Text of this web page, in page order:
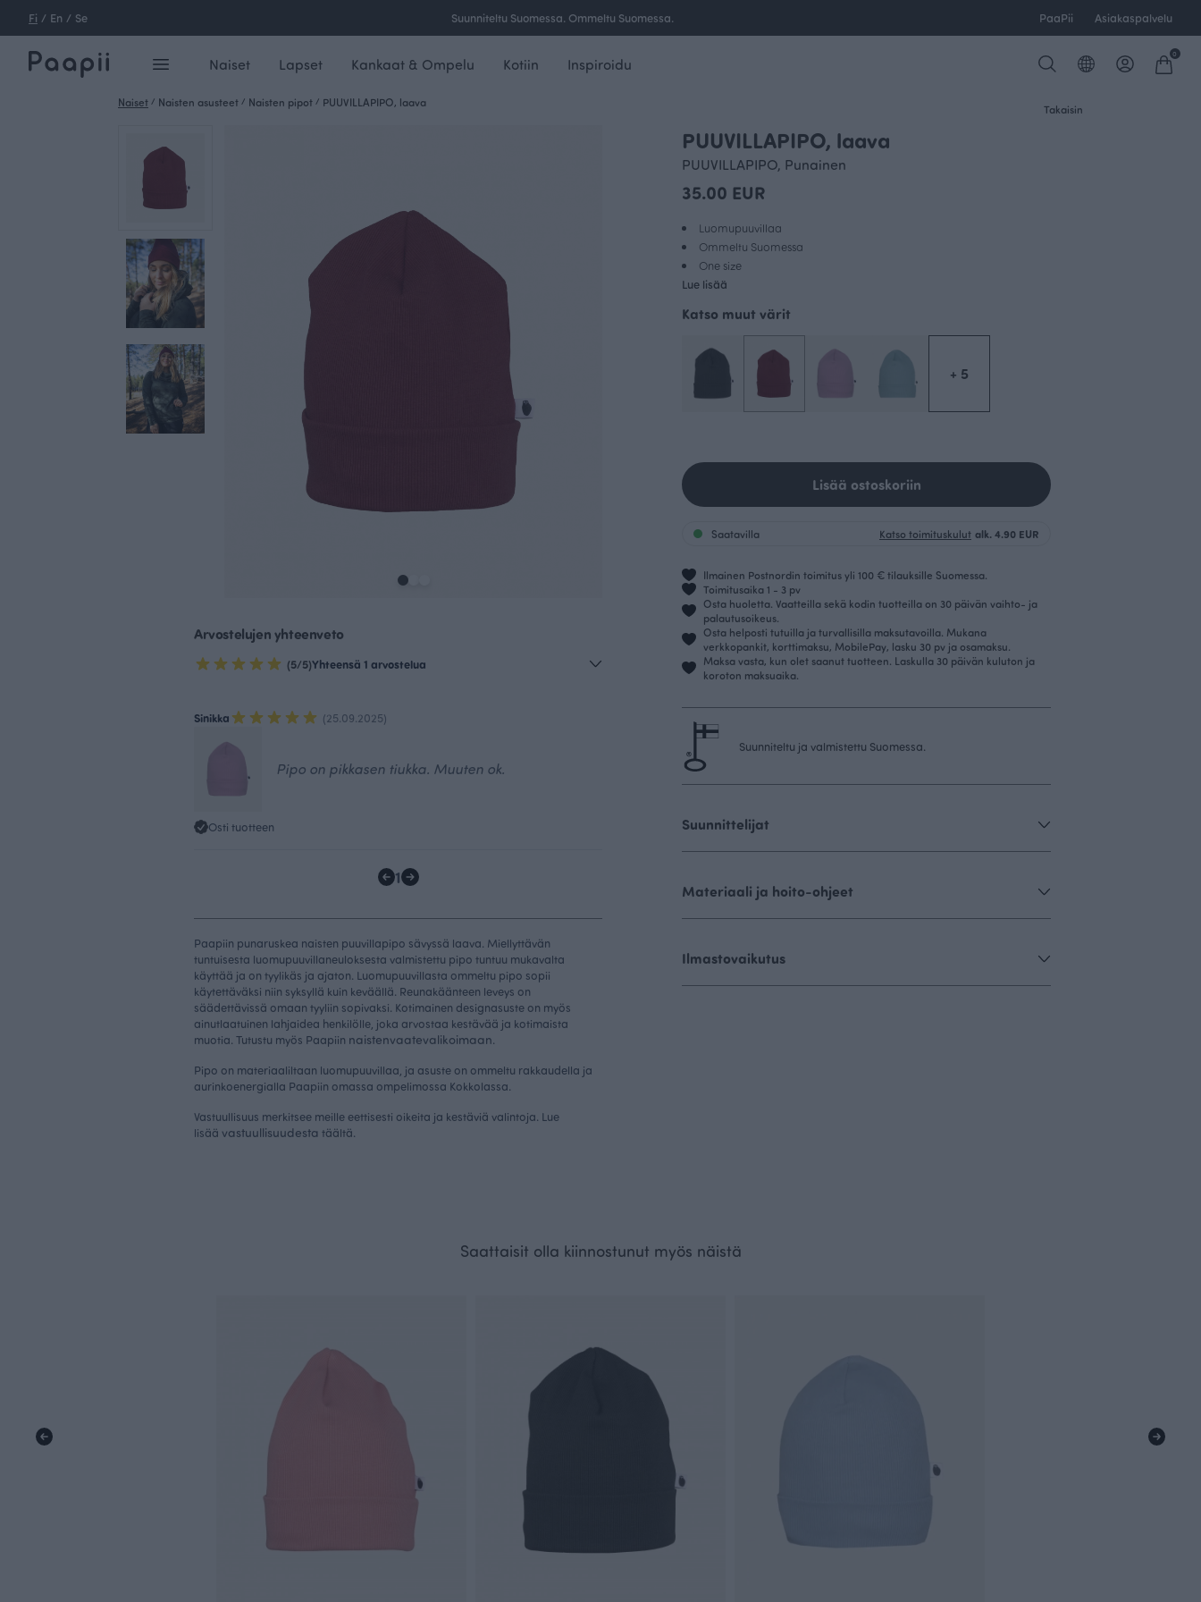
Fi / En / Se Ilmainen toimitus yli 100 € tilauksille Suomessa. PaaPii Asiakaspalvelu
Naiset Lapset Kankaat & Ompelu Kotiin Inspiroidu
0
Naiset / Naisten asusteet / Naisten pipot / PUUVILLAPIPO, laava Takaisin
Arvostelujen yhteenveto
(5/5)Yhteensä 1 arvostelua
Sinikka (25.09.2025)
Pipo on pikkasen tiukka. Muuten ok.
Osti tuotteen
1
Paapiin punaruskea naisten puuvillapipo sävyssä laava. Miellyttävän
tuntuisesta luomupuuvillaneuloksesta valmistettu pipo tuntuu mukavalta
käyttää ja on tyylikäs ja ajaton. Luomupuuvillasta ommeltu pipo sopii
käytettäväksi niin syksyllä kuin keväällä. Reunakäänteen leveys on
säädettävissä omaan tyyliin sopivaksi. Kotimainen designasuste on myös
ainutlaatuinen lahjaidea henkilölle, joka arvostaa kestävää ja kotimaista
muotia. Tutustu myös Paapiin naistenvaatevalikoimaan.
Pipo on materiaaliltaan luomupuuvillaa, ja asuste on ommeltu rakkaudella ja
aurinkoenergialla Paapiin omassa ompelimossa Kokkolassa.
Vastuullisuus merkitsee meille eettisesti oikeita ja kestäviä valintoja. Lue
lisää vastuullisuudesta täältä.
PUUVILLAPIPO, laava
PUUVILLAPIPO, Punainen
35.00 EUR
Luomupuuvillaa
Ommeltu Suomessa
One size
Lue lisää
Katso muut värit
+ 5
Lisää ostoskoriin
Saatavilla Katso toimituskulut alk. 4.90 EUR
Ilmainen Postnordin toimitus yli 100 € tilauksille Suomessa.
Toimitusaika 1 - 3 pv
Osta huoletta. Vaatteilla sekä kodin tuotteilla on 30 päivän vaihto- ja
palautusoikeus.
Osta helposti tutuilla ja turvallisilla maksutavoilla. Mukana
verkkopankit, korttimaksu, MobilePay, lasku 30 pv ja osamaksu.
Maksa vasta, kun olet saanut tuotteen. Laskulla 30 päivän kuluton ja
koroton maksuaika.
Suunniteltu ja valmistettu Suomessa.
Suunnittelijat
Materiaali ja hoito-ohjeet
Ilmastovaikutus
Saattaisit olla kiinnostunut myös näistä